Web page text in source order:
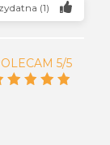
(1)
5/5